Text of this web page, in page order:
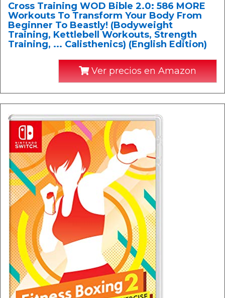
Cross Training WOD Bible 2.0: 586 MORE
Workouts To Transform Your Body From
Beginner To Beastly! (Bodyweight
Training, Kettlebell Workouts, Strength
Training, ... Calisthenics) (English Edition)
Ver precios en Amazon